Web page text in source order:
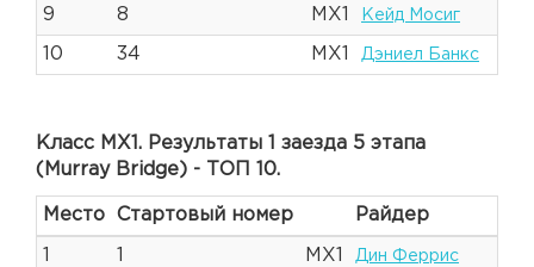
9 8 MX1 Кейд Мосиг
10 34 MX1 Дэниел Банкс
Класс MX1. Результаты 1 заезда 5 этапа
(Murray Bridge) - ТОП 10.
Место Стартовый номер Райдер
MX1 Дин Феррис